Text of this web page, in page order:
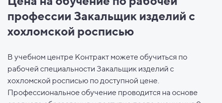
профессии Закальщик изделий с
хохломской росписью
В учебном центре Контракт можете обучиться по
рабочей специальности Закальщик изделий с
хохломской росписью по доступной цене.
Профессиональное обучение проводится на основе